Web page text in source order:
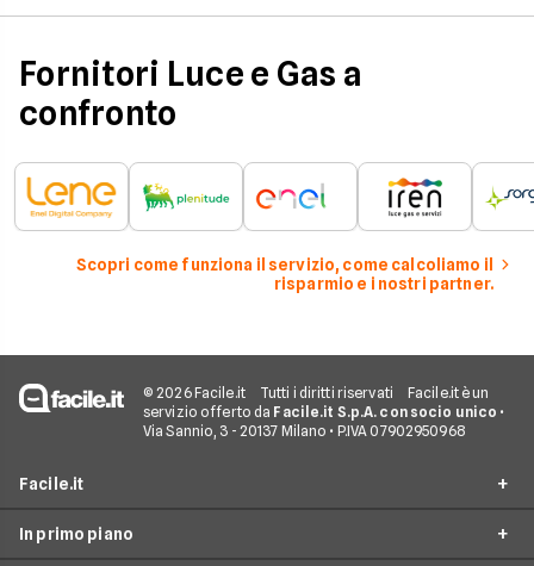
considerazione per
Fornitori Luce e Gas a
confronto
Scopri come funziona il servizio, come calcoliamo il
risparmio e i nostri partner.
© 2026 Facile.it Tutti i diritti riservati
Facile.it è un
servizio offerto da Facile.it S.p.A. con socio unico •
Via Sannio, 3 - 20137 Milano • P.IVA 07902950968
Facile.it
Assicurazioni
In primo piano